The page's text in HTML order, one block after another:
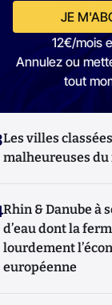
JE
12€/mois
Annulez ou
tout
Les villes
malheureuses du
Rhin & Danube à
d’eau dont la
lourdement
européenne